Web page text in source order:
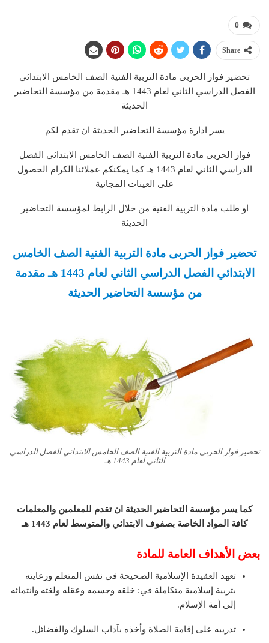
0
Share
تحضير فواز الحربى مادة التربية الفنية الصف الخامس الابتدائي
الفصل الدراسي الثاني لعام 1443 هـ مقدمة من مؤسسة التحاضير
الحديثة
يسر ادارة مؤسسة التحاضير الحديثة ان تقدم لكم
فواز الحربى مادة التربية الفنية الصف الخامس الابتدائي الفصل
الدراسي الثاني لعام 1443 هـ كما يمكنكم عملائنا الكرام الحصول
على العينات المجانية
او طلب مادة التربية الفنية من خلال الرابط لمؤسسة التحاضير
الحديثة
تحضير فواز الحربى مادة التربية الفنية الصف الخامس
الابتدائي الفصل الدراسي الثاني لعام 1443 هـ مقدمة
من مؤسسة التحاضير الحديثة
تحضير فواز الحربى مادة التربية الفنية الصف الخامس الابتدائي الفصل الدراسي
الثاني لعام 1443 هـ
كما يسر مؤسسة التحاضير الحديثة ان تقدم للمعلمين والمعلمات
كافة المواد الخاصة بصفوف الابتدائي والمتوسط لعام 1443 هـ
بعض الأهداف العامة للمادة
تعهد العقيدة الإسلامية الصحيحة في نفس المتعلم ورعايته
بتربية إسلامية متكاملة في: خلقه وجسمه وعقله ولغته وانتمائه
إلى أمة الإسلام.
تدريبه على إقامة الصلاة وأخذه بآداب السلوك والفضائل.